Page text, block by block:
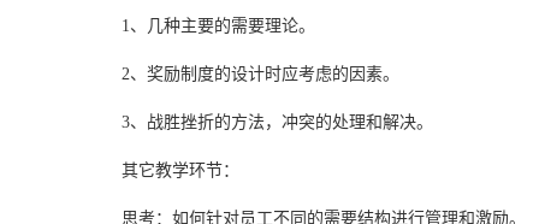
1、几种主要的需要理论。
2、奖励制度的设计时应考虑的因素。
3、战胜挫折的方法，冲突的处理和解决。
其它教学环节：
思考：如何针对员工不同的需要结构进行管理和激励。